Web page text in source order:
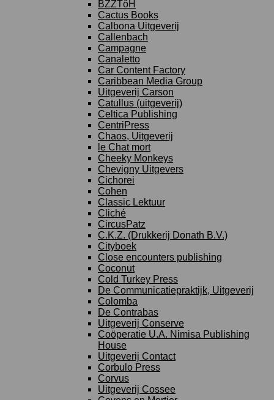
BZZTôH
Cactus Books
Calbona Uitgeverij
Callenbach
Campagne
Canaletto
Car Content Factory
Caribbean Media Group
Uitgeverij Carson
Catullus (uitgeverij)
Celtica Publishing
CentriPress
Chaos, Uitgeverij
le Chat mort
Cheeky Monkeys
Chevigny Uitgevers
Cichorei
Cohen
Classic Lektuur
Cliché
CircusPatz
C.K.Z. (Drukkerij Donath B.V.)
Cityboek
Close encounters publishing
Coconut
Cold Turkey Press
De Communicatiepraktijk, Uitgeverij
Colomba
De Contrabas
Uitgeverij Conserve
Coöperatie U.A. Nimisa Publishing
House
Uitgeverij Contact
Corbulo Press
Corvus
Uitgeverij Cossee